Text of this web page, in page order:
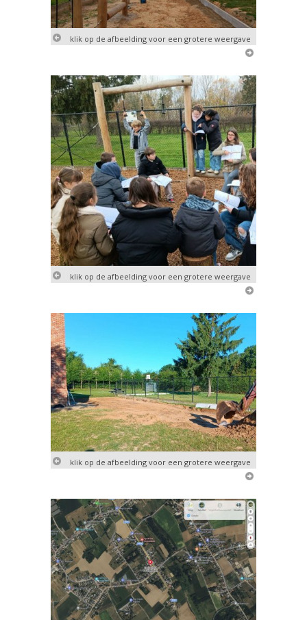
klik op de afbeelding voor een grotere weergave
klik op de afbeelding voor een grotere weergave
klik op de afbeelding voor een grotere weergave